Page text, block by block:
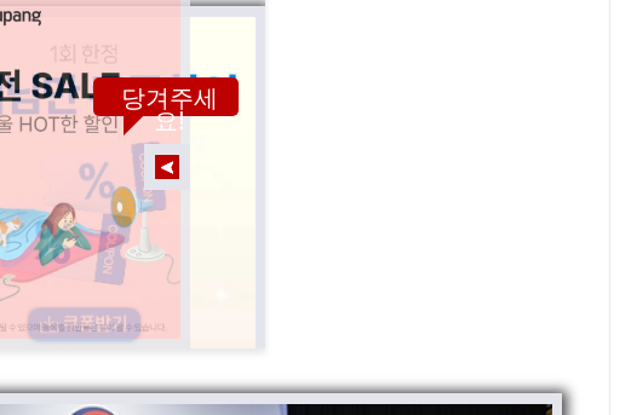
당겨주세
요!